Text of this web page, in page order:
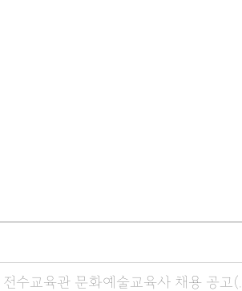
수교육관 문화예술교육사 채용 공고(...